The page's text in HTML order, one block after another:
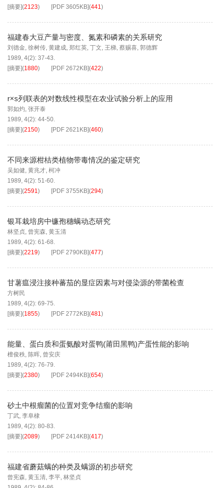
[摘要](2123) [PDF 3605KB](441)
福建春大豆产量与密度、氮素和磷素的关系研究
刘德金, 徐树传, 黄建成, 郑红英, 丁文, 王梯, 蔡赐喜, 郭德辉
1989, 4(2): 37-43.
[摘要](1880) [PDF 2672KB](422)
r×s列联表的对数线性模型在农业试验分析上的应用
郭如灼, 张开泰
1989, 4(2): 44-50.
[摘要](2150) [PDF 2621KB](460)
不同来源柑桔类植物带毒情况的鉴定研究
吴如健, 黄兆才, 柯冲
1989, 4(2): 51-60.
[摘要](2591) [PDF 3755KB](294)
银耳栽培房中镰孢穗螨动态研究
林坚贞, 曾宪森, 黄玉清
1989, 4(2): 61-68.
[摘要](2219) [PDF 2790KB](477)
甘薯瘟浸注接种蕃茄的显症因素与对侵染源的带菌检查
方树民
1989, 4(2): 69-75.
[摘要](1855) [PDF 2772KB](481)
能量、蛋白质和蛋氨酸对蛋鸭(莆田黑鸭)产蛋性能的影响
檀俊秩, 陈晖, 曾安庆
1989, 4(2): 76-79.
[摘要](2380) [PDF 2494KB](654)
砂土中根瘤菌的位置对竞争结瘤的影响
丁武, 李阜棣
1989, 4(2): 80-83.
[摘要](2089) [PDF 2414KB](417)
福建省蘑菇螨的种类及螨源的初步研究
曾宪森, 黄玉清, 李平, 林坚贞